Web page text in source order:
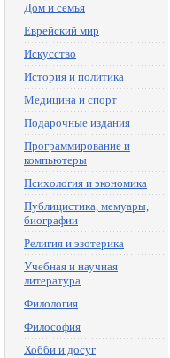
Дом и семья
Еврейский мир
Искусство
История и политика
Медицина и спорт
Подарочные издания
Программирование и
компьютеры
Психология и экономика
Публицистика, мемуары,
биографии
Религия и эзотерика
Учебная и научная
литература
Филология
Философия
Хобби и досуг